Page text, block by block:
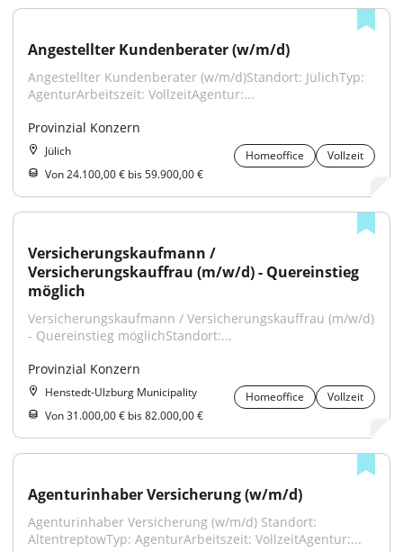
Angestellter Kundenberater (w/m/d)
Angestellter Kundenberater (w/m/d)Standort: JülichTyp:
AgenturArbeitszeit: VollzeitAgentur:...
Provinzial Konzern
Jülich Homeoffice
Vollzeit
Von 24.100,00 € bis 59.900,00 €
Versicherungskaufmann /
Versicherungskauffrau (m/w/d) - Quereinstieg
möglich
Versicherungskaufmann / Versicherungskauffrau (m/w/d)
- Quereinstieg möglichStandort:...
Provinzial Konzern
Henstedt-Ulzburg Municipality Homeoffice
Vollzeit
Von 31.000,00 € bis 82.000,00 €
Agenturinhaber Versicherung (w/m/d)
Agenturinhaber Versicherung (w/m/d) Standort:
AltentreptowTyp: AgenturArbeitszeit: VollzeitAgentur:...